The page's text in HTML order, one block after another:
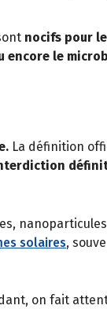
nocifs pour le
encore le
La définition
solaires,
on fait